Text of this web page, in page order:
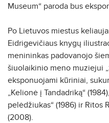
Museum“ paroda bus
Po Lietuvos miestus
Eidrigevičiaus knygų
menininkas padovanojo
šiuolaikinio meno muziejui
eksponuojami kūriniai,
„Kelionė į Tandadriką“
pelėdžiukas“ (1986) ir Ritos
(2008).